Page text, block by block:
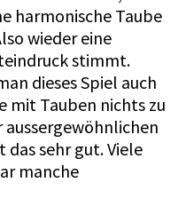
harmonische Taube
wieder eine
stimmt.
dieses Spiel auch
mit Tauben nichts zu
sehr gut. Viele
manche